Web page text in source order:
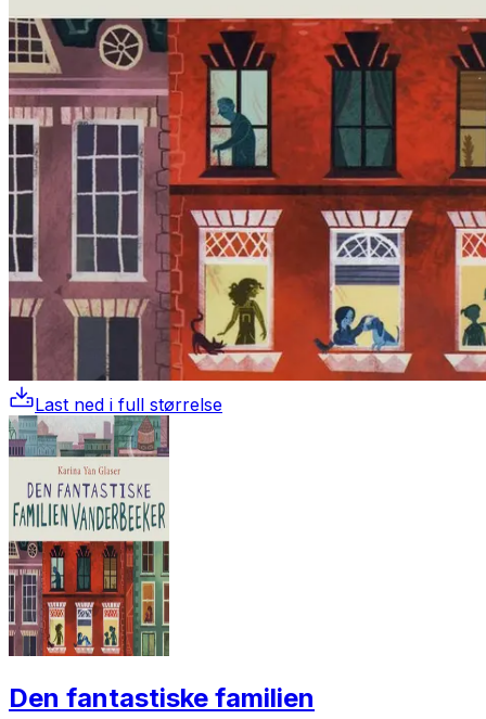
Last ned i full størrelse
Den fantastiske familien